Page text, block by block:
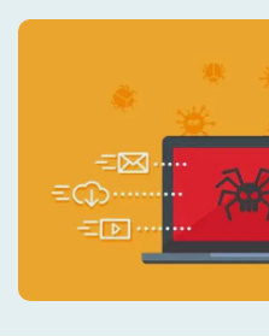
Recoverit Gratis
Recupera datos
search